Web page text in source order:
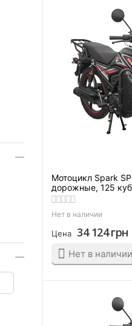
Мотоцикл Spark
дорожные, 125
Нет в наличии
Цена 34 124грн
Нет в наличии